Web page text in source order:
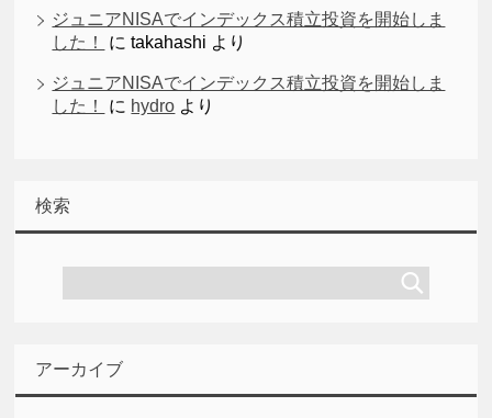
ジュニアNISAでインデックス積立投資を開始しま
した！
にtakahashi より
ジュニアNISAでインデックス積立投資を開始しま
した！
に hydro より
検索
アーカイブ